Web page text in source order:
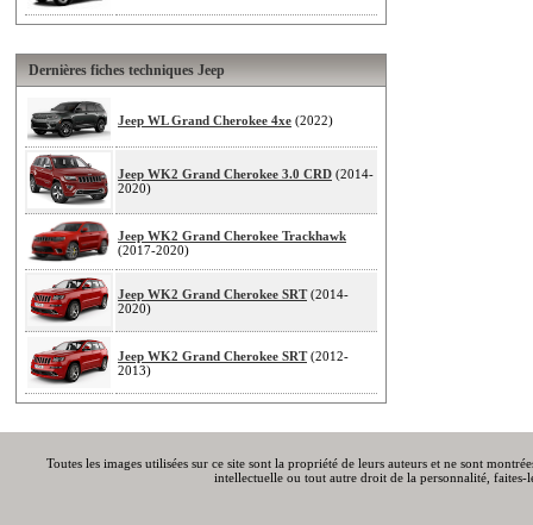
Dernières fiches techniques Jeep
Jeep WL Grand Cherokee 4xe (2022)
Jeep WK2 Grand Cherokee 3.0 CRD (2014-
2020)
Jeep WK2 Grand Cherokee Trackhawk
(2017-2020)
Jeep WK2 Grand Cherokee SRT(2014-
2020)
Jeep WK2 Grand Cherokee SRT(2012-
2013)
Toutes les images utilisées sur ce site sont la propriété de leurs auteurs et ne sont
intellectuelle ou tout autre droit de la personnalité,